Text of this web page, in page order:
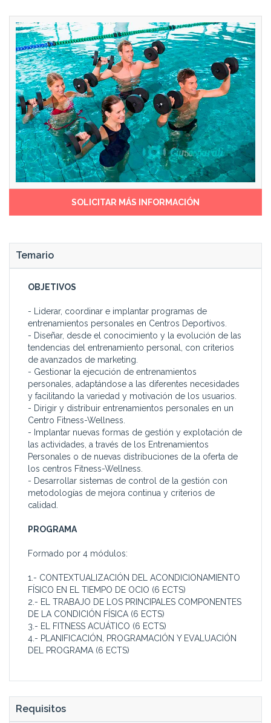
entrenamientos personales,
en los diferentes centros
públicos y privados, abren
un mercado de trabajo
totalmente novedoso. Por
ello, se necesitarán
especialistas en programas
de entrenamientos
deportivos, entrenadores
personales, coordinadores,
directores de Centros
Deportivos o cualquier
puesto de responsabilidad
en cualquier organización
deportiva.
SOLICITAR MÁS INFORMACIÓN
Temario
OBJETIVOS
- Liderar, coordinar e implantar programas de
entrenamientos personales en Centros Deportivos.
- Diseñar, desde el conocimiento y la evolución de las
tendencias del entrenamiento personal, con criterios
de avanzados de marketing.
- Gestionar la ejecución de entrenamientos
personales, adaptándose a las diferentes necesidades
y facilitando la variedad y motivación de los usuarios.
- Dirigir y distribuir entrenamientos personales en un
Centro Fitness-Wellness.
- Implantar nuevas formas de gestión y explotación de
las actividades, a través de los Entrenamientos
Personales o de nuevas distribuciones de la oferta de
los centros Fitness-Wellness.
- Desarrollar sistemas de control de la gestión con
metodologías de mejora continua y criterios de
calidad.
PROGRAMA
Formado por 4 módulos:
1.- CONTEXTUALIZACIÓN DEL ACONDICIONAMIENTO
FÍSICO EN EL TIEMPO DE OCIO (6 ECTS)
2.- EL TRABAJO DE LOS PRINCIPALES COMPONENTES
DE LA CONDICIÓN FÍSICA (6 ECTS)
3.- EL FITNESS ACUÁTICO (6 ECTS)
4.- PLANIFICACIÓN, PROGRAMACIÓN Y EVALUACIÓN
DEL PROGRAMA (6 ECTS)
Requisitos